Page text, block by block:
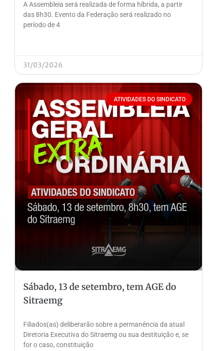
A Assembleia será realizada de forma híbrida, a partir
das 8h30. Evento da Federação será realizado no
período de 4
31/03/2026
ATIVIDADES DO SINDICATO
Sábado, 13 de setembro, tem AGE do
Sitraemg
Filiados(as) deliberarão sobre a permanência da atual
Diretoria Executiva do Sitraemg ou sua destituição e, se
for o caso, constituição